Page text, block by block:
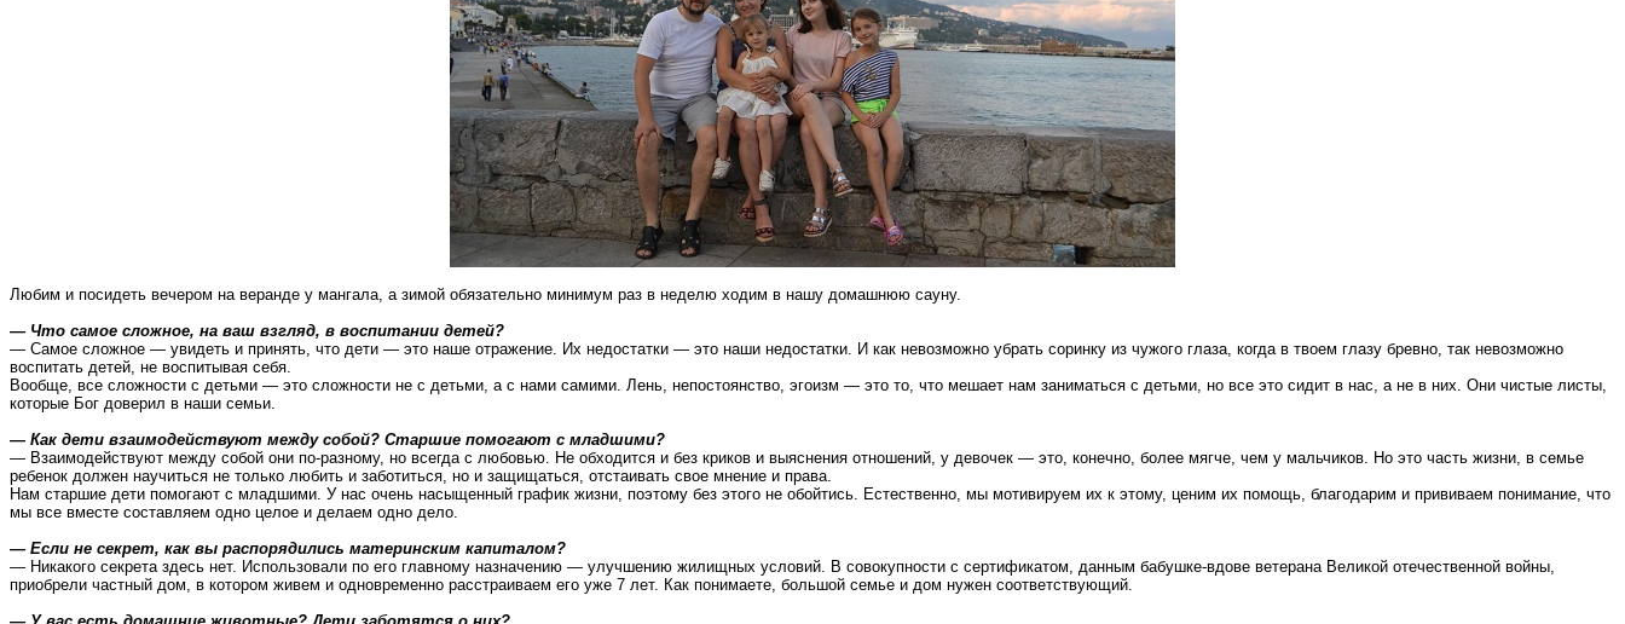
Любим и посидеть вечером на веранде у мангала, а зимой обязательно минимум раз в неделю ходим в нашу домашнюю сауну.
— Что самое сложное, на ваш взгляд, в воспитании детей?
— Самое сложное — увидеть и принять, что дети — это наше отражение. Их недостатки — это наши недостатки. И как невозможно убрать соринку из чужого глаза, когда в твоем глазу бревно, так невозможно
воспитать детей, не воспитывая себя.
Вообще, все сложности с детьми — это сложности не с детьми, а с нами самими. Лень, непостоянство, эгоизм — это то, что мешает нам заниматься с детьми, но все это сидит в нас, а не в них. Они чистые листы,
которые Бог доверил в наши семьи.
— Как дети взаимодействуют между собой? Старшие помогают с младшими?
— Взаимодействуют между собой они по-разному, но всегда с любовью. Не обходится и без криков и выяснения отношений, у девочек — это, конечно, более мягче, чем у мальчиков. Но это часть жизни, в семье
ребенок должен научиться не только любить и заботиться, но и защищаться, отстаивать свое мнение и права.
Нам старшие дети помогают с младшими. У нас очень насыщенный график жизни, поэтому без этого не обойтись. Естественно, мы мотивируем их к этому, ценим их помощь, благодарим и прививаем понимание, что
мы все вместе составляем одно целое и делаем одно дело.
— Если не секрет, как вы распорядились материнским капиталом?
— Никакого секрета здесь нет. Использовали по его главному назначению — улучшению жилищных условий. В совокупности с сертификатом, данным бабушке-вдове ветерана Великой отечественной войны,
приобрели частный дом, в котором живем и одновременно расстраиваем его уже 7 лет. Как понимаете, большой семье и дом нужен соответствующий.